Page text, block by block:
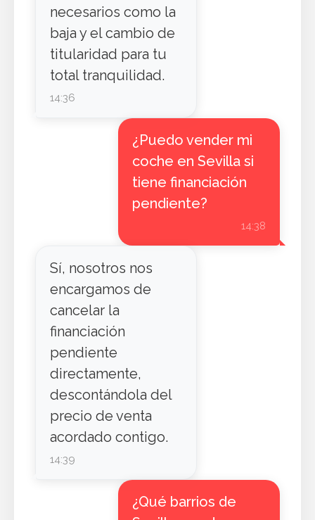
necesarios como la
baja y el cambio de
titularidad para tu
total tranquilidad.
14:36
¿Puedo vender mi
coche en Sevilla si
tiene financiación
pendiente?
14:38
Sí, nosotros nos
encargamos de
cancelar la
financiación
pendiente
directamente,
descontándola del
precio de venta
acordado contigo.
14:39
¿Qué barrios de